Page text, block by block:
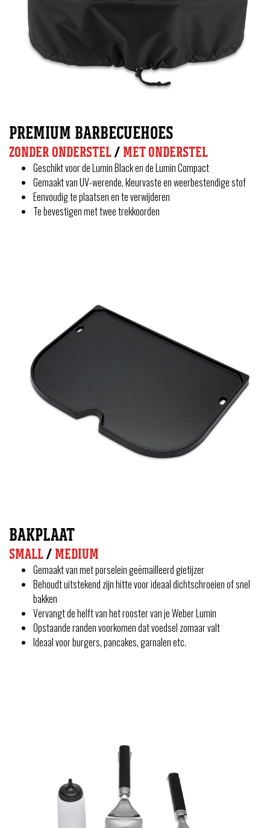
PREMIUM BARBECUEHOES
ZONDER ONDERSTEL/ MET ONDERSTEL
Geschikt voor de Lumin Black en de Lumin Compact
Gemaakt van UV-werende, kleurvaste en weerbestendige stof
Eenvoudig te plaatsen en te verwijderen
Te bevestigen met twee trekkoorden
BAKPLAAT
SMALL/ MEDIUM
Gemaakt van met porselein geëmailleerd gietijzer
Behoudt uitstekend zijn hitte voor ideaal dichtschroeien of snel
bakken
Vervangt de helft van het rooster van je Weber Lumin
Opstaande randen voorkomen dat voedsel zomaar valt
Ideaal voor burgers, pancakes, garnalen etc.